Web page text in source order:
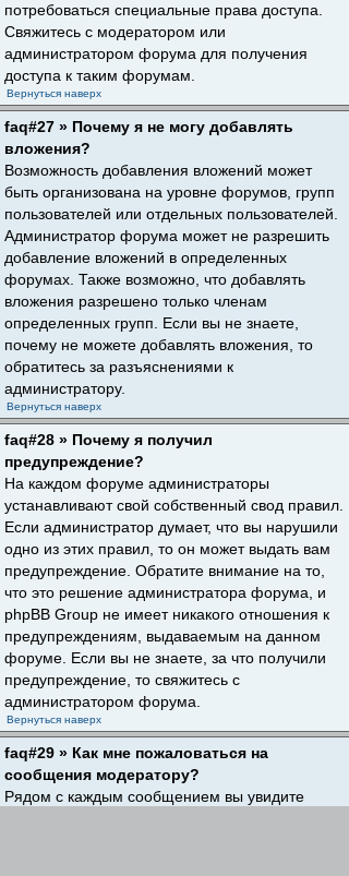
потребоваться специальные права доступа.
Свяжитесь с модератором или
администратором форума для получения
доступа к таким форумам.
Вернуться наверх
faq#27 » Почему я не могу добавлять
вложения?
Возможность добавления вложений может
быть организована на уровне форумов, групп
пользователей или отдельных пользователей.
Администратор форума может не разрешить
добавление вложений в определенных
форумах. Также возможно, что добавлять
вложения разрешено только членам
определенных групп. Если вы не знаете,
почему не можете добавлять вложения, то
обратитесь за разъяснениями к
администратору.
Вернуться наверх
faq#28 » Почему я получил
предупреждение?
На каждом форуме администраторы
устанавливают свой собственный свод правил.
Если администратор думает, что вы нарушили
одно из этих правил, то он может выдать вам
предупреждение. Обратите внимание на то,
что это решение администратора форума, и
phpBB Group не имеет никакого отношения к
предупреждениям, выдаваемым на данном
форуме. Если вы не знаете, за что получили
предупреждение, то свяжитесь с
администратором форума.
Вернуться наверх
faq#29 » Как мне пожаловаться на
сообщения модератору?
Рядом с каждым сообщением вы увидите